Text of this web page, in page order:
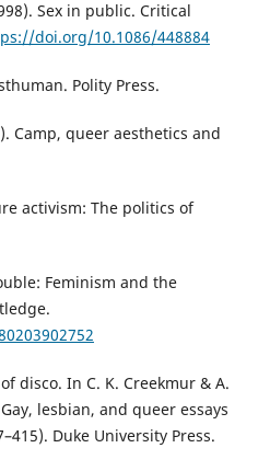
Sex in public. Critical
doi.org/10.1086/448884
Polity Press.
Camp, queer aesthetics and
activism: The politics of
Feminism and the
disco. In C. K. Creekmur & A.
lesbian, and queer essays
Duke University Press.